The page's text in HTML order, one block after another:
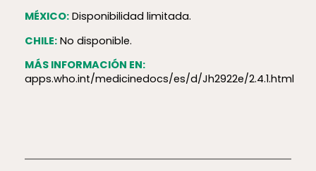
MÉXICO:Disponibilidad limitada.
CHILE:No disponible.
MÁS INFORMACIÓN EN:
apps.who.int/medicinedocs/es/d/Jh2922e/2.4.1.html